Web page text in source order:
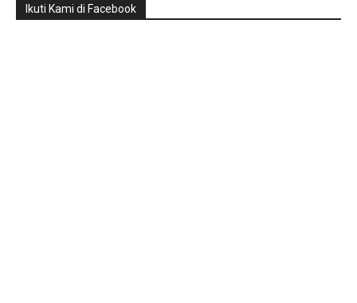
Ikuti Kami di Facebook